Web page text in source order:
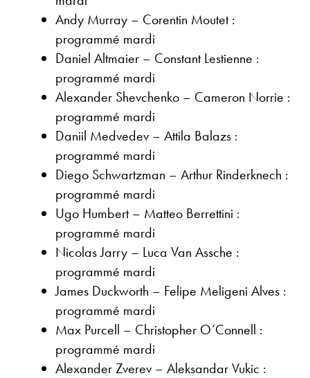
Andy Murray – Corentin Moutet :
programmé mardi
Daniel Altmaier – Constant Lestienne :
programmé mardi
Alexander Shevchenko – Cameron Norrie :
programmé mardi
Daniil Medvedev – Attila Balazs :
programmé mardi
Diego Schwartzman – Arthur Rinderknech :
programmé mardi
Ugo Humbert – Matteo Berrettini :
programmé mardi
Nicolas Jarry – Luca Van Assche :
programmé mardi
James Duckworth – Felipe Meligeni Alves :
programmé mardi
Max Purcell – Christopher O’Connell :
programmé mardi
Alexander Zverev – Aleksandar Vukic :